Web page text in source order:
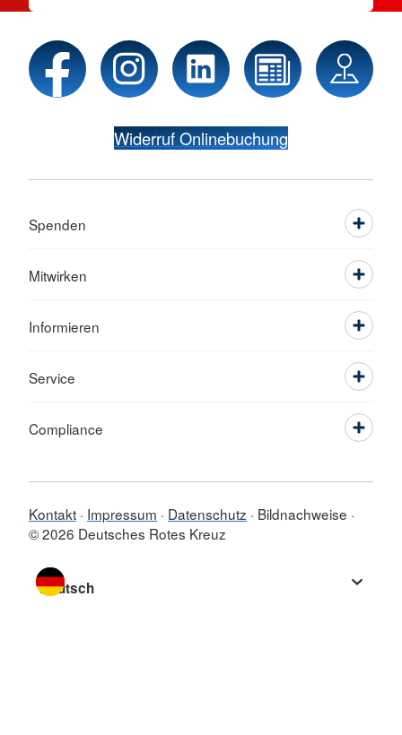
Widerruf Onlinebuchung
Spenden
Mitwirken
Informieren
Service
Compliance
Kontakt Impressum Datenschutz
Bildnachweise
© 2026 Deutsches Rotes Kreuz
Sprache wechseln zu